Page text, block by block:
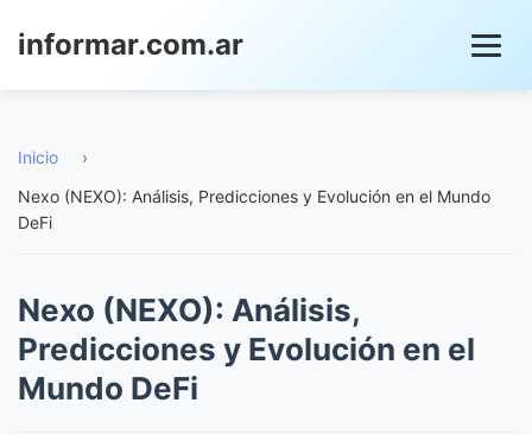
informar.com.ar
Inicio
›
Nexo (NEXO): Análisis, Predicciones y Evolución en el Mundo
DeFi
Nexo (NEXO): Análisis,
Predicciones y Evolución en el
Mundo DeFi